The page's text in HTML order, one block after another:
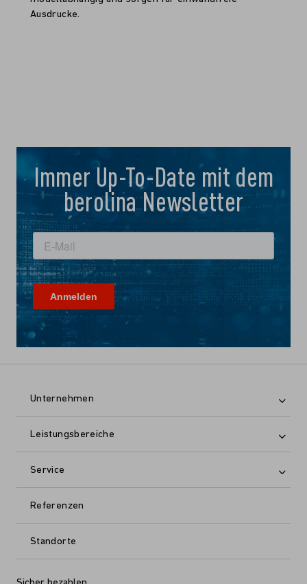
Ausdrucke.
Immer Up-To-Date mit dem
berolina Newsletter
Unternehmen
Leistungsbereiche
Service
Referenzen
Standorte